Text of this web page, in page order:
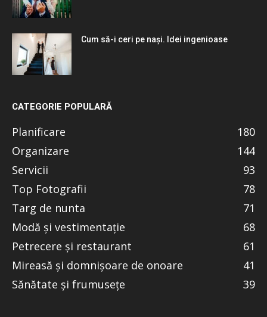
Cum să-i ceri pe nași. Idei ingenioase
CATEGORIE POPULARĂ
Planificare
180
Organizare
144
Servicii
93
Top Fotografii
78
Targ de nunta
71
Modă și vestimentație
68
Petrecere și restaurant
61
Mireasă și domnișoare de onoare
41
Sănătate și frumusețe
39